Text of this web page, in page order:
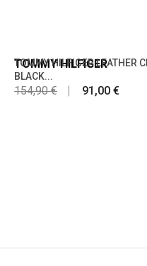
TOMMY HILFIGER
TOMMY HILFIGER LEATHER
BLACK...
154,90 € 91,00 €